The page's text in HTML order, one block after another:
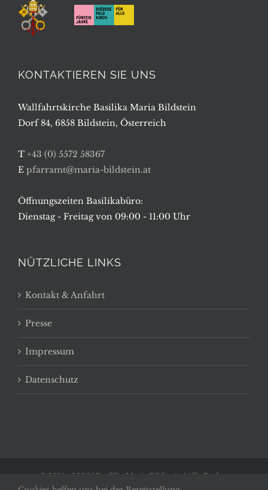
KONTAKTIEREN SIE UNS
Wallfahrtskirche Basilika Maria Bildstein
Dorf 84, 6858 Bildstein, Österreich
T +43 (0) 5572 58367
E pfarramt@maria-bildstein.at
Öffnungszeiten Basilikabüro:
Dienstag - Freitag von 09:00 - 11:00 Uhr
NÜTZLICHE LINKS
Kontakt & Anfahrt
Presse
Impressum
Datenschutz
© 2014 - 2026 | Basilika Maria Bildstein | Alle Rechte